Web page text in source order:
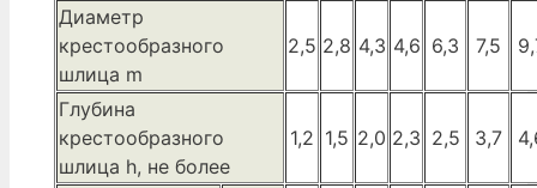
Диаметр
крестообразного
шлица m
2,5 2,8 4,3 4,6 6,3 7,5
Глубина
крестообразного
шлица h, не более
1,2 1,5 2,0 2,3 2,5 3,7